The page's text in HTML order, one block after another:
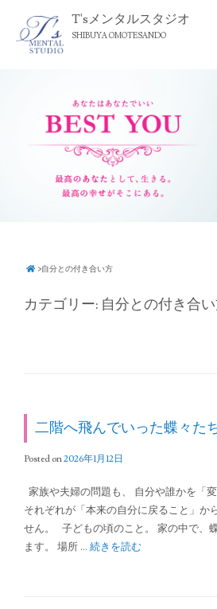
T'sメンタルスタジオ
SHIBUYA OMOTESANDO
>自分との付き合い方
カテゴリー: 自分との付き合
二階へ飛んでいった蝶々た
Posted on2026年1月12日
家族や夫婦の問題も、 自分や誰かを「
それぞれが「本来の自分に戻ること」か
せん。 子どもの頃のこと。 家の中で、
ます。 場所 … 続きを読む